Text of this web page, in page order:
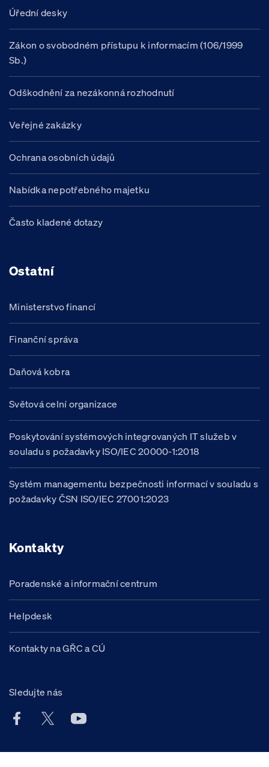
Úřední desky
Zákon o svobodném přístupu k informacím (106/1999
Sb.)
Odškodnění za nezákonná rozhodnutí
Veřejné zakázky
Ochrana osobních údajů
Nabídka nepotřebného majetku
Často kladené dotazy
Ostatní
Ministerstvo financí
Finanční správa
Daňová kobra
Světová celní organizace
Poskytování systémových integrovaných IT služeb v
souladu s požadavky ISO/IEC 20000-1:2018
Systém managementu bezpečnosti informací v souladu s
požadavky ČSN ISO/IEC 27001:2023
Kontakty
Poradenské a informační centrum
Helpdesk
Kontakty na GŘC a CÚ
Sledujte nás
Facebook účet Celní správy ČR
X účet Celní správy ČR
Youtube účet Celní správy ČR